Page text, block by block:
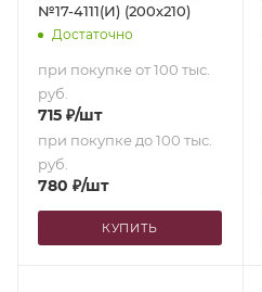
№17-4111(И) (200х210)
Достаточно
при покупке от 100 тыс.
руб.
715 ₽/шт
при покупке до 100 тыс.
руб.
780 ₽/шт
КУПИТЬ